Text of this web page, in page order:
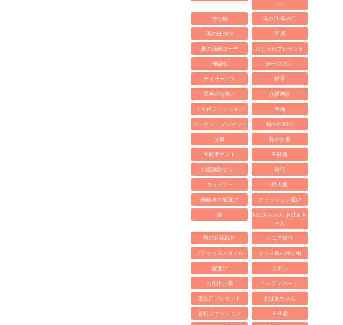
ン
持ち物 母の日 母の日
母の日70代 同居
夏の涼感コーデ おしゃれプレゼント
伸縮性 紳士ズボン
デイサービス 帽子
長寿のお祝い 介護施設
７０代ファッション 準備
プレゼント プレゼント 母の日80代
父親 軽やか服
高齢者ギフト 高齢者
介護施設セット 旅行
カットソー 婦人服
高齢者の服選び ファッション選び
服
おばあちゃん おばあち
ゃん
母の日花以外 シニア旅行
プチサイズスタイル センス良い贈り物
服選び ズボン
お出掛け着 コーディネート
誕生日プレゼント おばあちゃん
旅行ファッション ８８歳